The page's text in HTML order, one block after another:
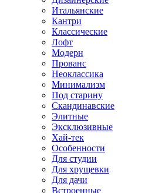
Итальянские
Кантри
Классические
Лофт
Модерн
Прованс
Неоклассика
Минимализм
Под старину
Скандинавские
Элитные
Эксклюзивные
Хай-тек
Особенности
Для студии
Для хрущевки
Для дачи
Встроенные